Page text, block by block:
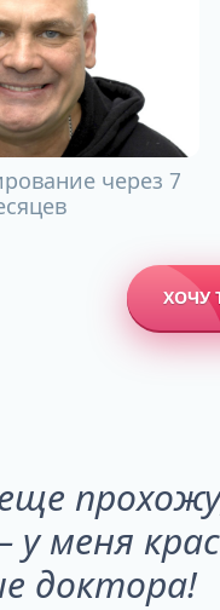
через 7
ХОЧУ
у меня
доктора!